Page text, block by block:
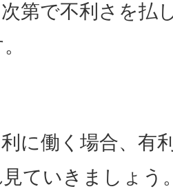
第で不利さを払
に働く場合、有
ていきましょう